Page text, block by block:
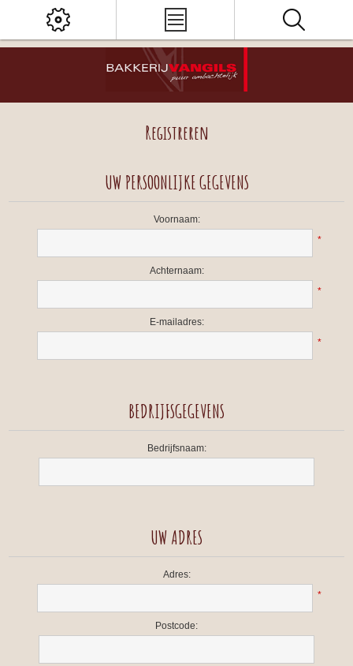
Registreren
UW PERSOONLIJKE GEGEVENS
Voornaam:
*
Achternaam:
*
E-mailadres:
*
BEDRIJFSGEGEVENS
Bedrijfsnaam:
UW ADRES
Adres:
*
Postcode: